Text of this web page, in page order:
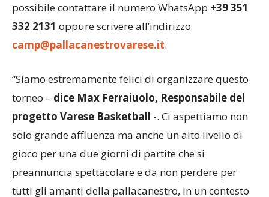
possibile contattare il numero WhatsApp +39 351
332 2131 oppure scrivere all’indirizzo
camp@pallacanestrovarese.it.
“Siamo estremamente felici di organizzare questo
torneo – dice Max Ferraiuolo, Responsabile del
progetto Varese Basketball -. Ci aspettiamo non
solo grande affluenza ma anche un alto livello di
gioco per una due giorni di partite che si
preannuncia spettacolare e da non perdere per
tutti gli amanti della pallacanestro, in un contesto